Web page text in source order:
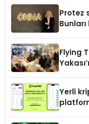
Protez
Flying
Yerli